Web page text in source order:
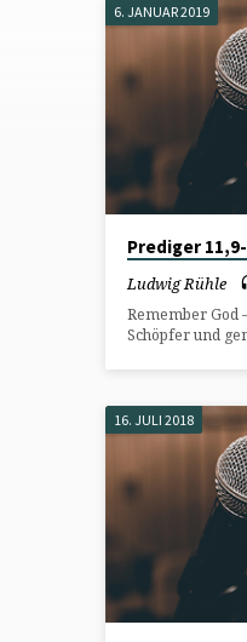
ÜBER
3)
6. JANUAR 2019
Prediger
Ludwig Rühle
Remember God
Schöpfer und
16. JULI 2018